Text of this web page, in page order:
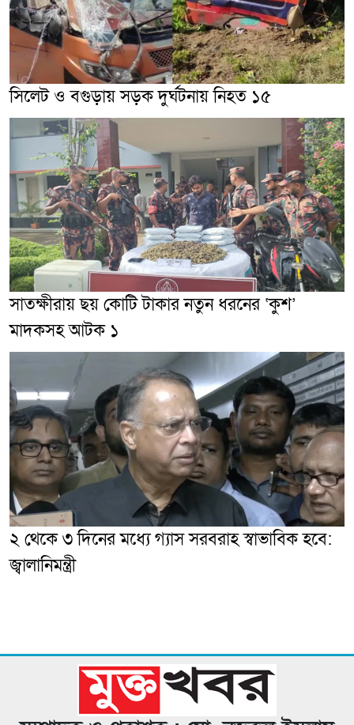
সিলেট ও বগুড়ায় সড়ক দুর্ঘটনায় নিহত ১৫
সাতক্ষীরায় ছয় কোটি টাকার নতুন ধরনের ‘কুশ’
মাদকসহ আটক ১
২ থেকে ৩ দিনের মধ্যে গ্যাস সরবরাহ স্বাভাবিক হবে:
জ্বালানিমন্ত্রী